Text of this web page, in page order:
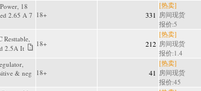
18
2.65 A 7 18+ 331
[热卖]
房间现货
报价:5
Resttable,
2.5A It
18+ 212
[热卖]
房间现货
报价:1.4
& neg
18+ 41
[热卖]
房间现货
报价:45